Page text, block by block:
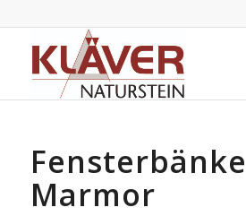
Fensterbänke
Marmor